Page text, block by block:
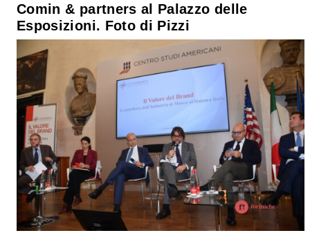
Comin & partners al Palazzo delle
Esposizioni. Foto di Pizzi